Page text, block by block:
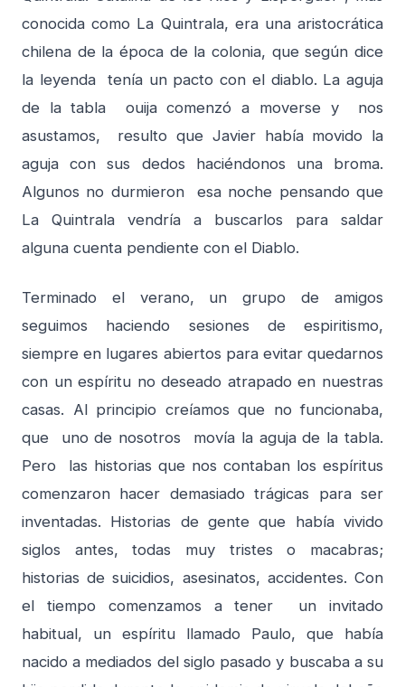
conocida como La Quintrala, era una aristocrática
chilena de la época de la colonia, que según dice
la leyenda tenía un pacto con el diablo. La aguja
de la tabla ouija comenzó a moverse y nos
asustamos, resulto que Javier había movido la
aguja con sus dedos haciéndonos una broma.
Algunos no durmieron esa noche pensando que
La Quintrala vendría a buscarlos para saldar
alguna cuenta pendiente con el Diablo.
Terminado el verano, un grupo de amigos
seguimos haciendo sesiones de espiritismo,
siempre en lugares abiertos para evitar quedarnos
con un espíritu no deseado atrapado en nuestras
casas. Al principio creíamos que no funcionaba,
que uno de nosotros movía la aguja de la tabla.
Pero las historias que nos contaban los espíritus
comenzaron hacer demasiado trágicas para ser
inventadas. Historias de gente que había vivido
siglos antes, todas muy tristes o macabras;
historias de suicidios, asesinatos, accidentes. Con
el tiempo comenzamos a tener un invitado
habitual, un espíritu llamado Paulo, que había
nacido a mediados del siglo pasado y buscaba a su